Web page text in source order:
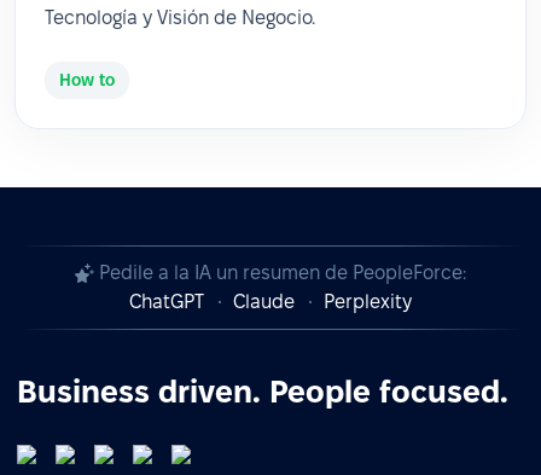
Tecnología y Visión de Negocio.
How to
Pedile a la IA un resumen de PeopleForce:
ChatGPT
Claude Perplexity
Business driven. People focused.